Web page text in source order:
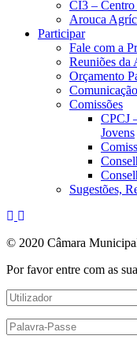
CI3 – Centro
Arouca
Participar
Fale com a
Reuniões da
Orçamento
Comissões
CPCJ
Jovens
Sugestões,
© 2020 Câmara
Por favor entre com as